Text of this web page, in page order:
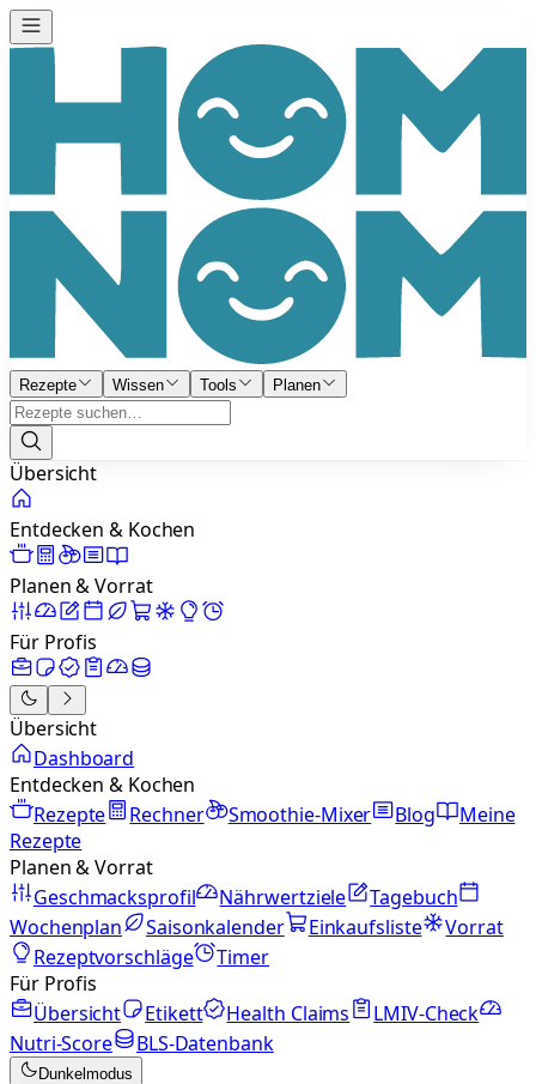
Rezepte Wissen Tools Planen
Übersicht
Entdecken & Kochen
Planen & Vorrat
Für Profis
Übersicht
Dashboard
Entdecken & Kochen
Rezepte
Rechner Smoothie-Mixer Blog
Meine
Rezepte
Planen & Vorrat
Geschmacksprofil
Nährwertziele
Tagebuch
Wochenplan
Saisonkalender Einkaufsliste
Vorrat
Rezeptvorschläge
Timer
Für Profis
Übersicht
Etikett Health Claims
LMIV-Check
Nutri-Score
BLS-Datenbank
Dunkelmodus